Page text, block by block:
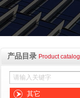
产品目录 Product catalog
其它